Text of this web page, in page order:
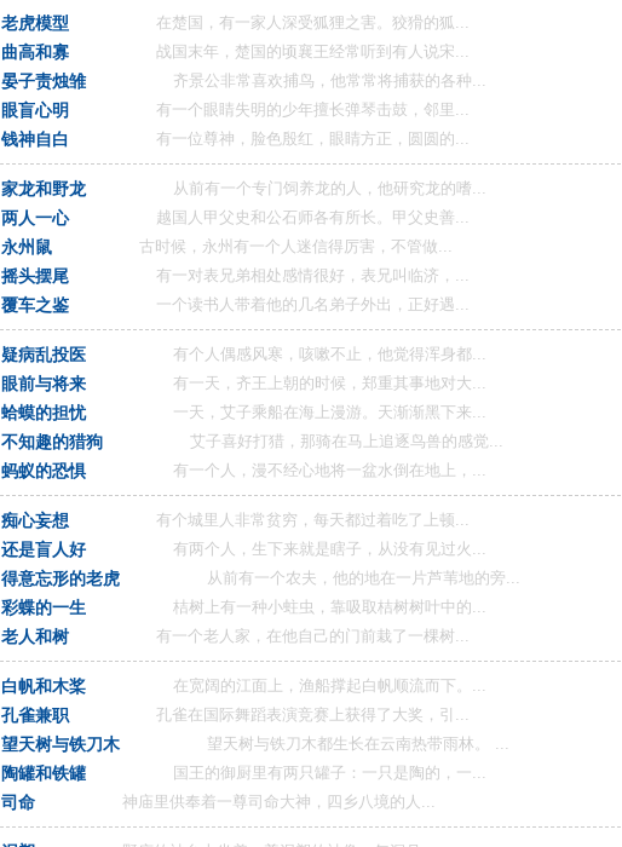
老虎模型 在楚国，有一家人深受狐狸之害。狡猾的狐...
曲高和寡 战国末年，楚国的顷襄王经常听到有人说宋...
晏子责烛雏 齐景公非常喜欢捕鸟，他常常将捕获的各种...
眼盲心明 有一个眼睛失明的少年擅长弹琴击鼓，邻里...
钱神自白 有一位尊神，脸色殷红，眼睛方正，圆圆的...
家龙和野龙 从前有一个专门饲养龙的人，他研究龙的嗜...
两人一心 越国人甲父史和公石师各有所长。甲父史善...
永州鼠 古时候，永州有一个人迷信得厉害，不管做...
摇头摆尾 有一对表兄弟相处感情很好，表兄叫临济，...
覆车之鉴 一个读书人带着他的几名弟子外出，正好遇...
疑病乱投医 有个人偶感风寒，咳嗽不止，他觉得浑身都...
眼前与将来 有一天，齐王上朝的时候，郑重其事地对大...
蛤蟆的担忧 一天，艾子乘船在海上漫游。天渐渐黑下来...
不知趣的猎狗 艾子喜好打猎，那骑在马上追逐鸟兽的感觉...
蚂蚁的恐惧 有一个人，漫不经心地将一盆水倒在地上，...
痴心妄想 有个城里人非常贫穷，每天都过着吃了上顿...
还是盲人好 有两个人，生下来就是瞎子，从没有见过火...
得意忘形的老虎 从前有一个农夫，他的地在一片芦苇地的旁...
彩蝶的一生 桔树上有一种小蛀虫，靠吸取桔树树叶中的...
老人和树 有一个老人家，在他自己的门前栽了一棵树...
白帆和木桨 在宽阔的江面上，渔船撑起白帆顺流而下。...
孔雀兼职 孔雀在国际舞蹈表演竞赛上获得了大奖，引...
望天树与铁刀木 望天树与铁刀木都生长在云南热带雨林。 ...
陶罐和铁罐 国王的御厨里有两只罐子：一只是陶的，一...
司命 神庙里供奉着一尊司命大神，四乡八境的人...